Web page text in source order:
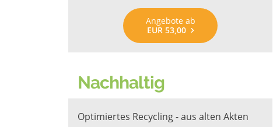
Angebote ab
EUR 53,00
Nachhaltig
Optimiertes Recycling - aus alten Akten